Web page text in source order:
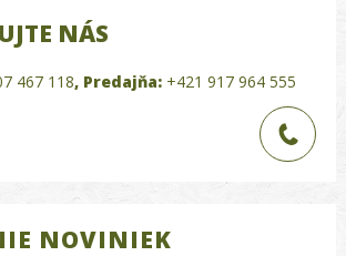
NÁS
467 118, Predajňa: +421 917 964 555
NOVINIEK